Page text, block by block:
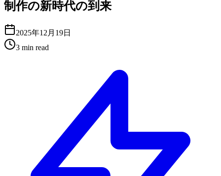
制作の新時代の到来
2025年12月19日
3 min read